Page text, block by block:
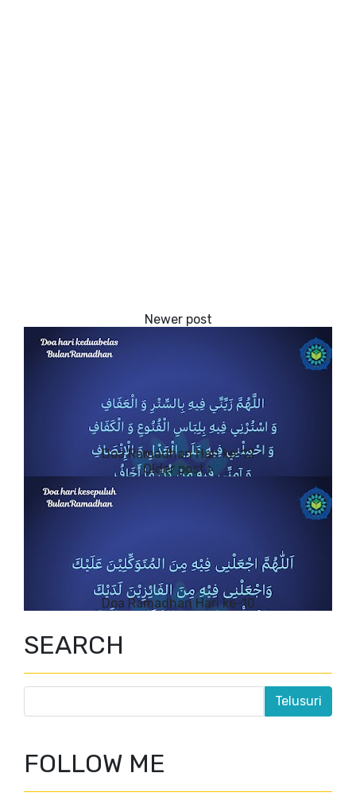
Doa Ramadhan Hari ke-12
Doa Ramadhan Hari ke-10
SEARCH
FOLLOW ME